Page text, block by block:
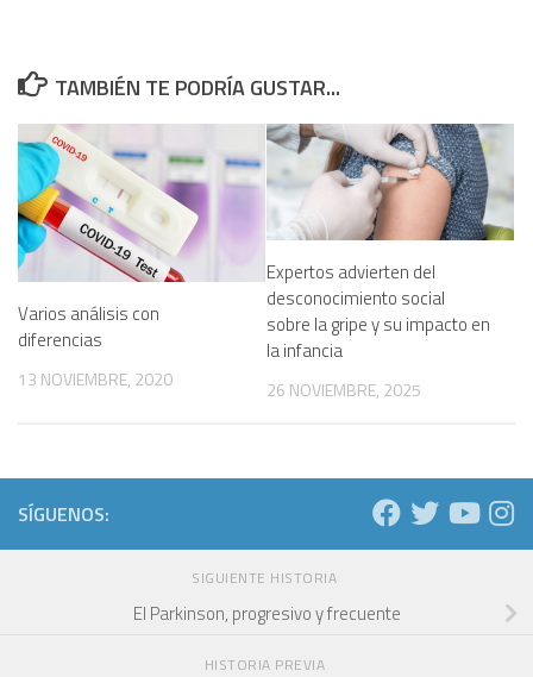
TAMBIÉN TE PODRÍA GUSTAR...
Varios análisis con
diferencias
13 NOVIEMBRE, 2020
Expertos advierten del
desconocimiento social
sobre la gripe y su impacto en
la infancia
26 NOVIEMBRE, 2025
SÍGUENOS:
SIGUIENTE HISTORIA
El Parkinson, progresivo y frecuente
HISTORIA PREVIA